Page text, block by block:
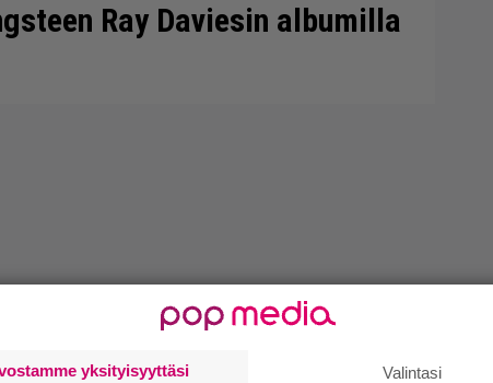
Ray Daviesin albumilla
yksityisyyttäsi Valintasi